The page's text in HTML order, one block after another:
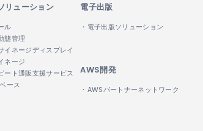
リューション
ル
態管理
イネージディスプレイ
ネージ
ート通販支援サービス
ース
電子出版
・電子出版ソリューション
AWS開発
・AWSパートナーネットワーク